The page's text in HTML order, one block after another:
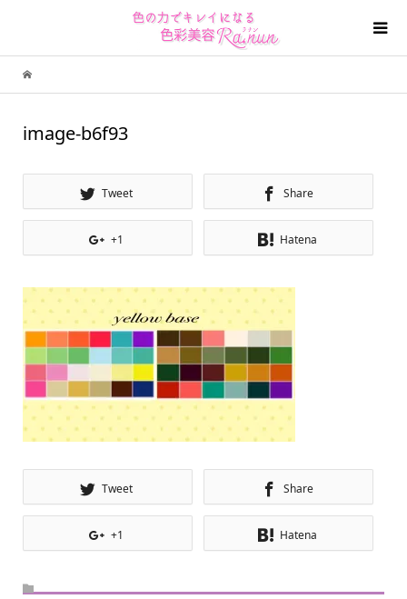
image-b6f93
Tweet Share
+1 Hatena
Tweet Share
+1 Hatena